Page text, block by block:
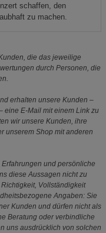
schaffen, den
zu machen.
die das jeweilige
durch Personen, die
erhalten unsere Kunden –
eine E-Mail mit einem Link zu
wir unsere Kunden, ihre
unserem Shop mit anderen
und persönliche
diese Aussagen nicht zu
Vollständigkeit
Angaben: Sie
Kunden und dürfen nicht als
Beratung oder verbindliche
uns ausdrücklich von solchen